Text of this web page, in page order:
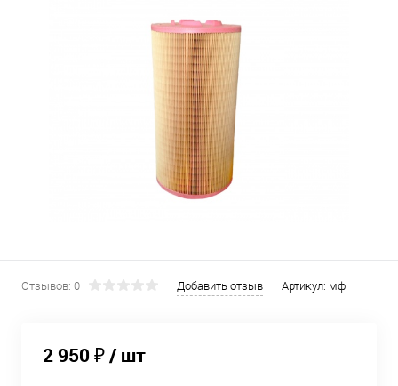
Отзывов: 0 Добавить отзыв Артикул: мф
2 950 ₽/ шт